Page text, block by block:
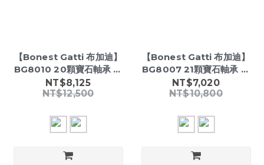
【Bonest Gatti 布加迪】
BG8010 20顆寶石軸承 雙
面鏤空 夜光指針刻度 不鏽鋼
機械手錶(附品牌精美賽車禮
NT$8,125
NT$12,500
【Bonest Gatti 布加迪】
BG8007 21顆寶石軸承 雙
面鏤空 夜光指針刻度 不鏽鋼
機械手錶(附品牌精美賽車禮
NT$7,020
NT$10,800